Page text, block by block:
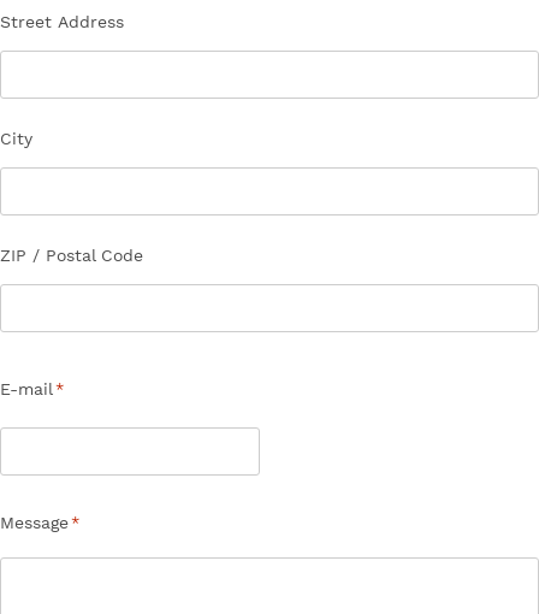
Adresse
Street Address
City
ZIP / Postal Code
E-mail *
Message*